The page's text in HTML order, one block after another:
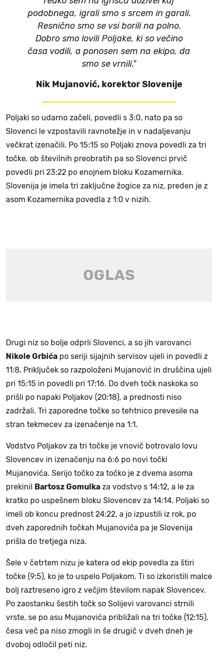
podobnega, igrali smo s srcem in garali.
Resnično smo se vsi borili na polno.
Dobro smo lovili Poljake, ki so večino
časa vodili, a ponosen sem na ekipo, da
smo se vrnili."
Nik Mujanović, korektor Slovenije
Poljaki so udarno začeli, povedli s 3:0, nato pa so
Slovenci le vzpostavili ravnotežje in v nadaljevanju
večkrat izenačili. Po 15:15 so Poljaki znova povedli za tri
točke, ob številnih preobratih pa so Slovenci prvič
povedli pri 23:22 po enojnem bloku Kozamernika.
Slovenija je imela tri zaključne žogice za niz, preden je z
asom Kozamernika povedla z 1:0 v nizih.
Drugi niz so bolje odprli Slovenci, a so jih varovanci
Nikole Grbića po seriji sijajnih servisov ujeli in povedli z
11:8. Priključek so razpoloženi Mujanović in druščina ujeli
pri 15:15 in povedli pri 17:16. Do dveh točk naskoka so
prišli po napaki Poljakov (20:18), a prednosti niso
zadržali. Tri zaporedne točke so tehtnico prevesile na
stran tekmecev za izenačenje na 1:1.
Vodstvo Poljakov za tri točke je vnovič botrovalo lovu
Slovencev in izenačenju na 6:6 po novi točki
Mujanovića. Serijo točko za točko je z dvema asoma
prekinil Bartosz Gomulka za vodstvo s 14:12, a le za
kratko po uspešnem bloku Slovencev za 14:14. Poljaki so
imeli ob koncu prednost 24:22, a jo izpustili iz rok, po
dveh zaporednih točkah Mujanovića pa je Slovenija
prišla do tretjega niza.
Šele v četrtem nizu je katera od ekip povedla za štiri
točke (9:5), ko je to uspelo Poljakom. Ti so izkoristili malce
bolj raztreseno igro z večjim številom napak Slovencev.
Po zaostanku šestih točk so Solijevi varovanci strnili
vrste, se po asu Mujanovića približali na tri točke (12:15),
česa več pa niso zmogli in še drugič v dveh dneh je
dvoboj odločil peti niz.